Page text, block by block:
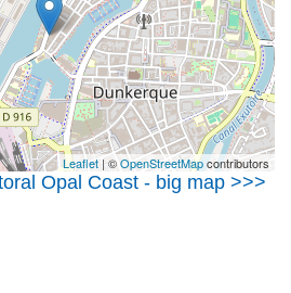
Leaflet | ©OpenStreetMapcontributors
Opal Coast - big map >>>